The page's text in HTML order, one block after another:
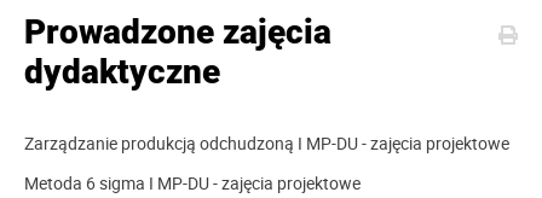
Prowadzone zajęcia
dydaktyczne
Zarządzanie produkcją odchudzoną I MP-DU - zajęcia projektowe
Metoda 6 sigma I MP-DU - zajęcia projektowe